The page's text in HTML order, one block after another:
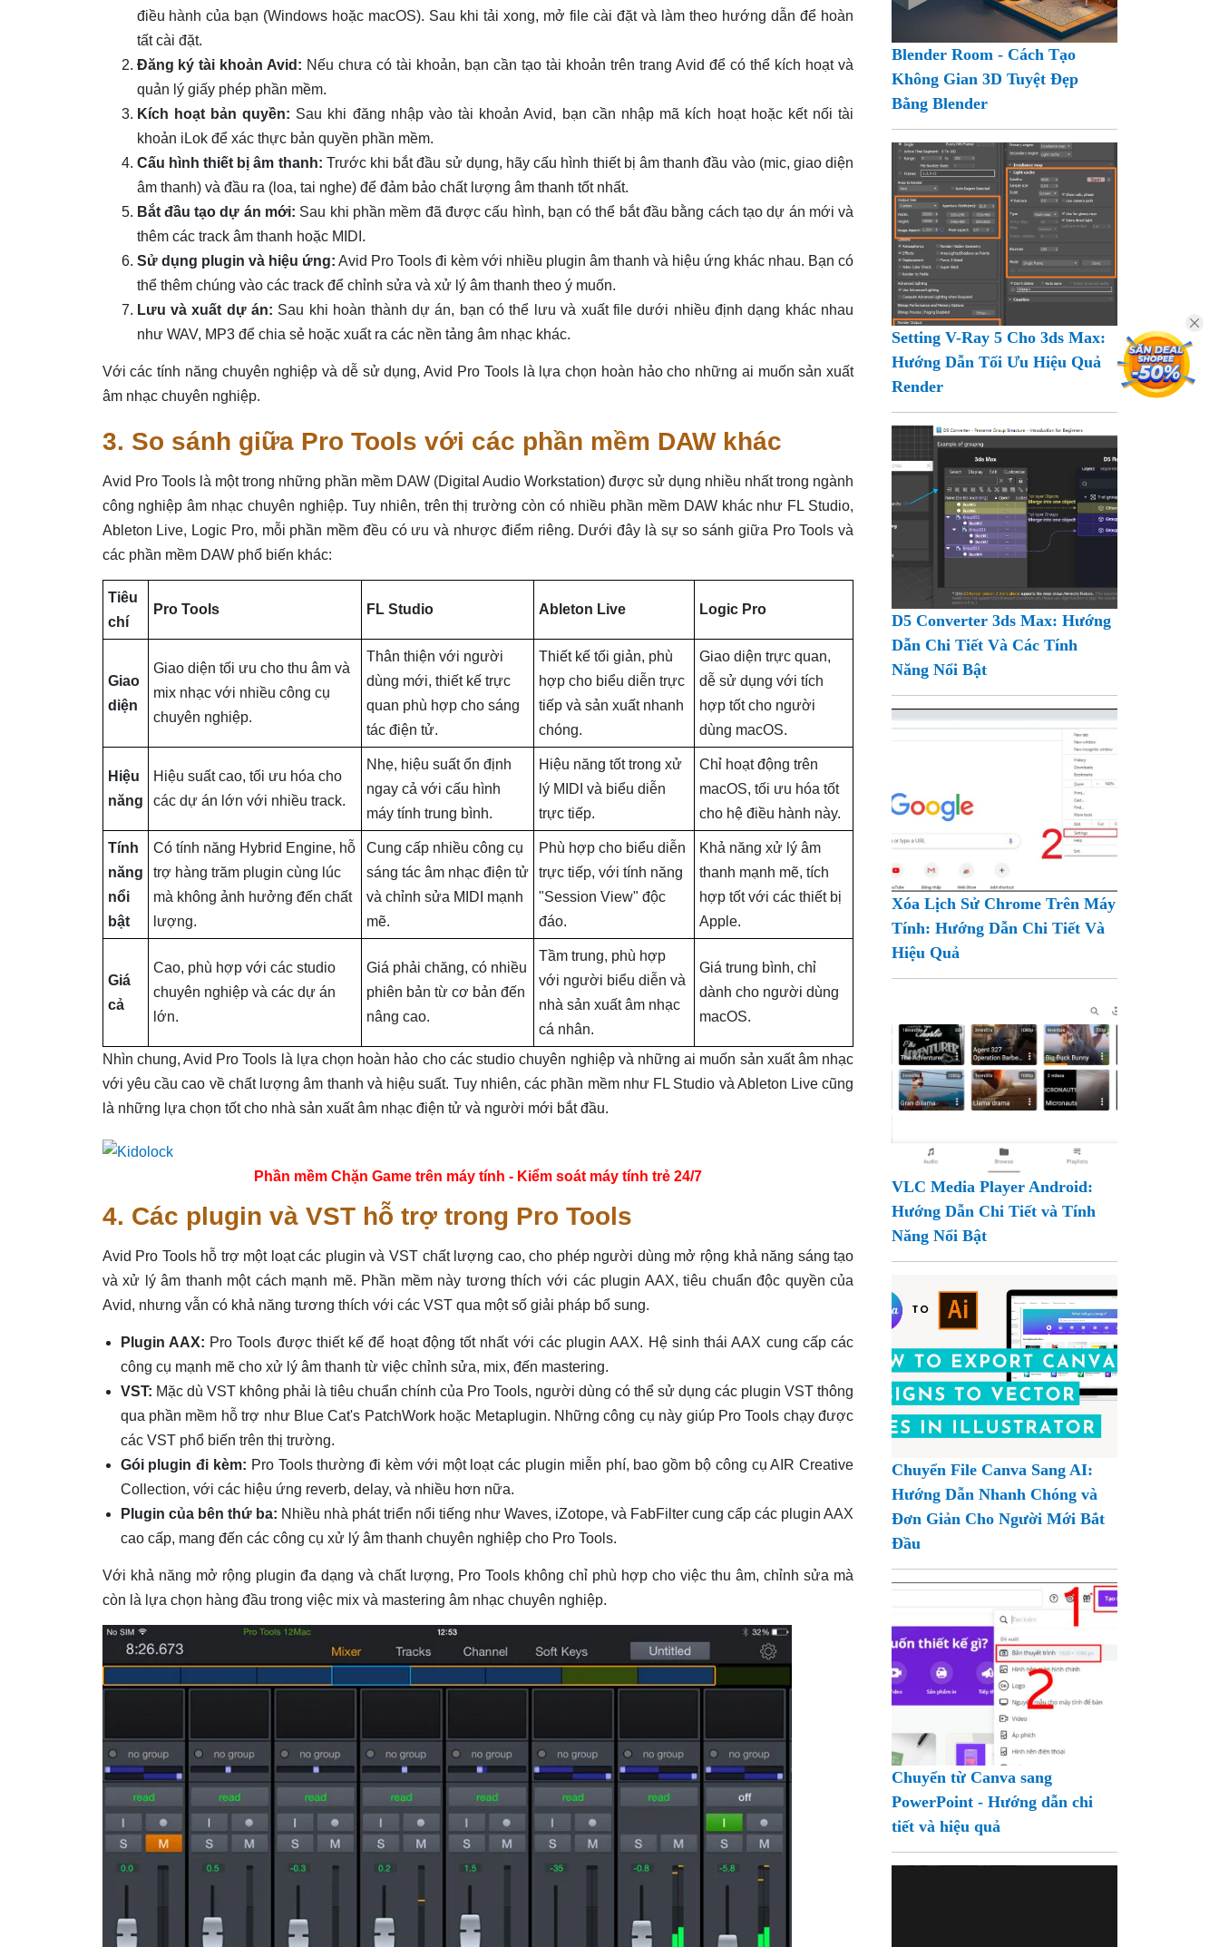
điều hành của bạn (Windows hoặc macOS). Sau khi tải xong, mở file cài đặt và làm theo hướng dẫn để hoàn
tất cài đặt.
Đăng ký tài khoản Avid: Nếu chưa có tài khoản, bạn cần tạo tài khoản trên trang Avid để có thể kích hoạt và
quản lý giấy phép phần mềm.
Kích hoạt bản quyền: Sau khi đăng nhập vào tài khoản Avid, bạn cần nhập mã kích hoạt hoặc kết nối tài
khoản iLok để xác thực bản quyền phần mềm.
Cấu hình thiết bị âm thanh: Trước khi bắt đầu sử dụng, hãy cấu hình thiết bị âm thanh đầu vào (mic, giao diện
âm thanh) và đầu ra (loa, tai nghe) để đảm bảo chất lượng âm thanh tốt nhất.
Bắt đầu tạo dự án mới: Sau khi phần mềm đã được cấu hình, bạn có thể bắt đầu bằng cách tạo dự án mới và
thêm các track âm thanh hoặc MIDI.
Sử dụng plugin và hiệu ứng: Avid Pro Tools đi kèm với nhiều plugin âm thanh và hiệu ứng khác nhau. Bạn có
thể thêm chúng vào các track để chỉnh sửa và xử lý âm thanh theo ý muốn.
Lưu và xuất dự án: Sau khi hoàn thành dự án, bạn có thể lưu và xuất file dưới nhiều định dạng khác nhau
như WAV, MP3 để chia sẻ hoặc xuất ra các nền tảng âm nhạc khác.
Với các tính năng chuyên nghiệp và dễ sử dụng, Avid Pro Tools là lựa chọn hoàn hảo cho những ai muốn sản xuất
âm nhạc chuyên nghiệp.
3. So sánh giữa Pro Tools với các phần mềm DAW khác
Avid Pro Tools là một trong những phần mềm DAW (Digital Audio Workstation) được sử dụng nhiều nhất trong ngành
công nghiệp âm nhạc chuyên nghiệp. Tuy nhiên, trên thị trường còn có nhiều phần mềm DAW khác như FL Studio,
Ableton Live, Logic Pro, mỗi phần mềm đều có ưu và nhược điểm riêng. Dưới đây là sự so sánh giữa Pro Tools và
các phần mềm DAW phổ biến khác:
Tiêu
chí
Pro Tools FL Studio Ableton Live Logic Pro
Giao
diện
Giao diện tối ưu cho thu âm và
mix nhạc với nhiều công cụ
chuyên nghiệp.
Thân thiện với người
dùng mới, thiết kế trực
quan phù hợp cho sáng
tác điện tử.
Thiết kế tối giản, phù
hợp cho biểu diễn trực
tiếp và sản xuất nhanh
chóng.
Giao diện trực quan,
dễ sử dụng với tích
hợp tốt cho người
dùng macOS.
Hiệu
năng
Hiệu suất cao, tối ưu hóa cho
các dự án lớn với nhiều track.
Nhẹ, hiệu suất ổn định
ngay cả với cấu hình
máy tính trung bình.
Hiệu năng tốt trong xử
lý MIDI và biểu diễn
trực tiếp.
Chỉ hoạt động trên
macOS, tối ưu hóa tốt
cho hệ điều hành này.
Tính
năng
nổi
bật
Có tính năng Hybrid Engine, hỗ
trợ hàng trăm plugin cùng lúc
mà không ảnh hưởng đến chất
lượng.
Cung cấp nhiều công cụ
sáng tác âm nhạc điện tử
và chỉnh sửa MIDI mạnh
mẽ.
Phù hợp cho biểu diễn
trực tiếp, với tính năng
"Session View" độc
đáo.
Khả năng xử lý âm
thanh mạnh mẽ, tích
hợp tốt với các thiết bị
Apple.
Giá
cả
Cao, phù hợp với các studio
chuyên nghiệp và các dự án
lớn.
Giá phải chăng, có nhiều
phiên bản từ cơ bản đến
nâng cao.
Tầm trung, phù hợp
với người biểu diễn và
nhà sản xuất âm nhạc
cá nhân.
Giá trung bình, chỉ
dành cho người dùng
macOS.
Nhìn chung, Avid Pro Tools là lựa chọn hoàn hảo cho các studio chuyên nghiệp và những ai muốn sản xuất âm nhạc
với yêu cầu cao về chất lượng âm thanh và hiệu suất. Tuy nhiên, các phần mềm như FL Studio và Ableton Live cũng
là những lựa chọn tốt cho nhà sản xuất âm nhạc điện tử và người mới bắt đầu.
Phần mềm Chặn Game trên máy tính - Kiểm soát máy tính trẻ 24/7
4. Các plugin và VST hỗ trợ trong Pro Tools
Avid Pro Tools hỗ trợ một loạt các plugin và VST chất lượng cao, cho phép người dùng mở rộng khả năng sáng tạo
và xử lý âm thanh một cách mạnh mẽ. Phần mềm này tương thích với các plugin AAX, tiêu chuẩn độc quyền của
Avid, nhưng vẫn có khả năng tương thích với các VST qua một số giải pháp bổ sung.
Plugin AAX: Pro Tools được thiết kế để hoạt động tốt nhất với các plugin AAX. Hệ sinh thái AAX cung cấp các
công cụ mạnh mẽ cho xử lý âm thanh từ việc chỉnh sửa, mix, đến mastering.
VST: Mặc dù VST không phải là tiêu chuẩn chính của Pro Tools, người dùng có thể sử dụng các plugin VST thông
qua phần mềm hỗ trợ như Blue Cat's PatchWork hoặc Metaplugin. Những công cụ này giúp Pro Tools chạy được
các VST phổ biến trên thị trường.
Gói plugin đi kèm: Pro Tools thường đi kèm với một loạt các plugin miễn phí, bao gồm bộ công cụ AIR Creative
Collection, với các hiệu ứng reverb, delay, và nhiều hơn nữa.
Plugin của bên thứ ba: Nhiều nhà phát triển nổi tiếng như Waves, iZotope, và FabFilter cung cấp các plugin AAX
cao cấp, mang đến các công cụ xử lý âm thanh chuyên nghiệp cho Pro Tools.
Với khả năng mở rộng plugin đa dạng và chất lượng, Pro Tools không chỉ phù hợp cho việc thu âm, chỉnh sửa mà
còn là lựa chọn hàng đầu trong việc mix và mastering âm nhạc chuyên nghiệp.
Blender Room - Cách Tạo
Không Gian 3D Tuyệt Đẹp
Bằng Blender
Setting V-Ray 5 Cho 3ds Max:
Hướng Dẫn Tối Ưu Hiệu Quả
Render
D5 Converter 3ds Max: Hướng
Dẫn Chi Tiết Và Các Tính
Năng Nổi Bật
Xóa Lịch Sử Chrome Trên Máy
Tính: Hướng Dẫn Chi Tiết Và
Hiệu Quả
VLC Media Player Android:
Hướng Dẫn Chi Tiết và Tính
Năng Nổi Bật
Chuyển File Canva Sang AI:
Hướng Dẫn Nhanh Chóng và
Đơn Giản Cho Người Mới Bắt
Đầu
Chuyển từ Canva sang
PowerPoint - Hướng dẫn chi
tiết và hiệu quả